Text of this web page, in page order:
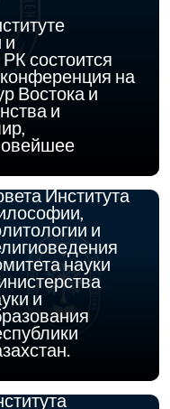
и
состоится
на
Востока и
и
декабря 2015
в 11.00 часов
Ученого
Института
и
науки
и
по 24 декабря
года